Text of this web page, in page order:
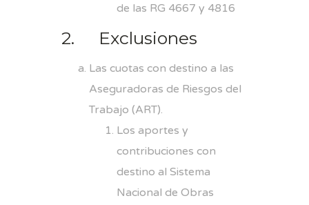
de las RG 4667 y 4816
2. Exclusiones
Las cuotas con destino a las
Aseguradoras de Riesgos del
Trabajo (ART).
Los aportes y
contribuciones con
destino al Sistema
Nacional de Obras